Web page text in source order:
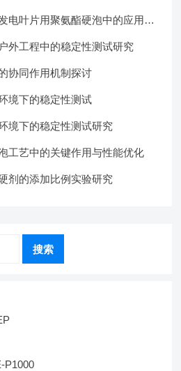
电叶片用聚氨酯硬泡中的应用实
外工程中的稳定性测试研究
协同作用机制探讨
境下的稳定性测试​
境下的稳定性测试研究
工艺中的关键作用与性能优化
剂的添加比例实验研究
搜索
P1000